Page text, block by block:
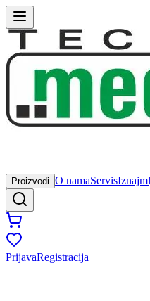
Proizvodi O namaServis
PrijavaRegistracija